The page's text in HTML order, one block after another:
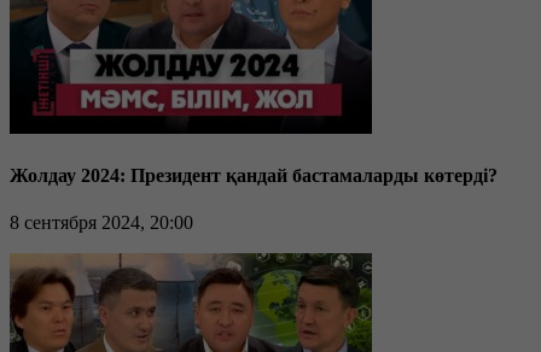
Жолдау 2024: Президент қандай бастамаларды көтерді?
8 сентября 2024, 20:00